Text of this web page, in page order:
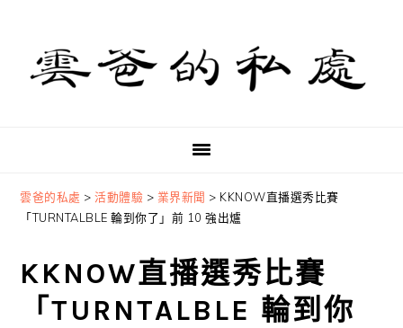
primary
navigation
content
primary
sidebar
雲爸的私處 >活動體驗 > 業界新聞 > KKNOW直播選秀比賽
「TURNTALBLE 輪到你了」前 10 強出爐
KKNOW直播選秀比賽
「TURNTALBLE 輪到你